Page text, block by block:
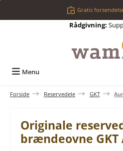
Gratis
Rådgivning:
Menu
Forside Reservedele GKT
Originale
brændeovne GKT